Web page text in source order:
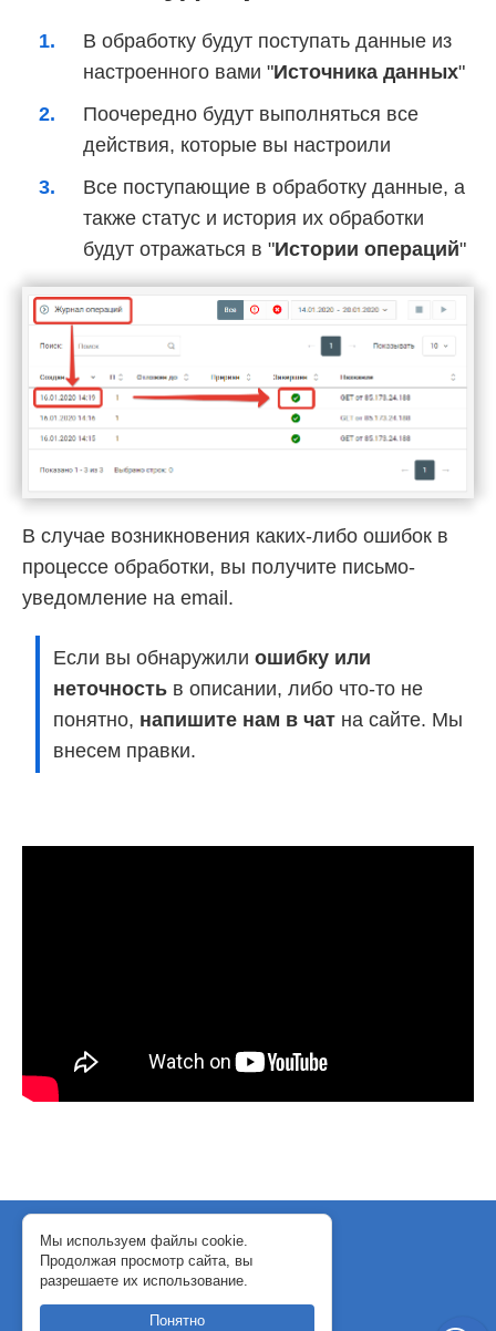
В обработку будут поступать данные из
настроенного вами "Источника данных"
Поочередно будут выполняться все
действия, которые вы настроили
Все поступающие в обработку данные, а
также статус и история их обработки
будут отражаться в "Истории операций"
В случае возникновения каких-либо ошибок в
процессе обработки, вы получите письмо-
уведомление на email.
Если вы обнаружили ошибку или
неточность в описании, либо что-то не
понятно, напишите нам в чат на сайте. Мы
внесем правки.
© 2018-2024 WebJack
Политика конфиденциальности
Договор-оферта
Мы используем файлы cookie.
Продолжая просмотр сайта, вы
разрешаете их использование.
Понятно